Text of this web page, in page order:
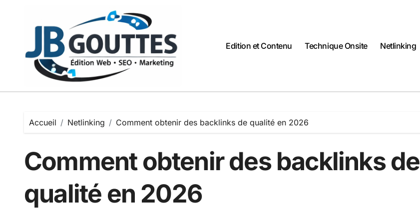
Edition et Contenu
Technique Onsite Netlinking
Accueil Netlinking Comment obtenir des backlinks de qualité en 2026
Comment obtenir des backlinks de
qualité en 2026